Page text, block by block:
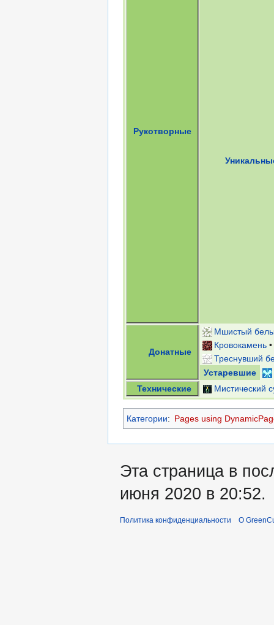
Рукотворные
Донатные
Мшистый
Кровокамень
Треснувший
Устаревшие
Технические
Мистический
Категории: Pages using
Эта страница в
июня 2020 в 20:52.
Политика конфиденциальности О